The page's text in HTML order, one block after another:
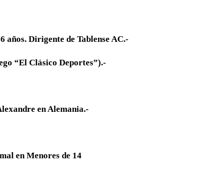
Dirigente de Tablense AC.-
“El Clásico Deportes”).-
en Alemania.-
Menores de 14